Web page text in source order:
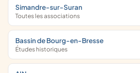
Simandre-sur-Suran
Toutes les associations
Bassin de Bourg-en-Bresse
Études historiques